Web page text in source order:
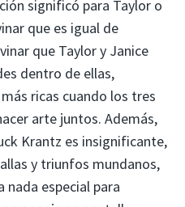
significó para Taylor o
que es igual de
que Taylor y Janice
dentro de ellas,
ricas cuando los tres
arte juntos. Además,
Krantz es insignificante,
y triunfos mundanos,
nada especial para